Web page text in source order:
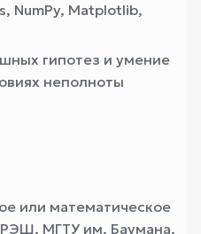
NumPy, Matplotlib,
гипотез и умение
неполноты
или математическое
МГТУ им. Баумана,